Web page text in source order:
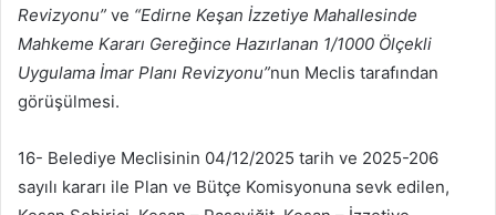
Revizyonu” ve “Edirne Keşan İzzetiye Mahallesinde
Mahkeme Kararı Gereğince Hazırlanan 1/1000 Ölçekli
Uygulama İmar Planı Revizyonu”nun Meclis tarafından
görüşülmesi.
16- Belediye Meclisinin 04/12/2025 tarih ve 2025-206
sayılı kararı ile Plan ve Bütçe Komisyonuna sevk edilen,